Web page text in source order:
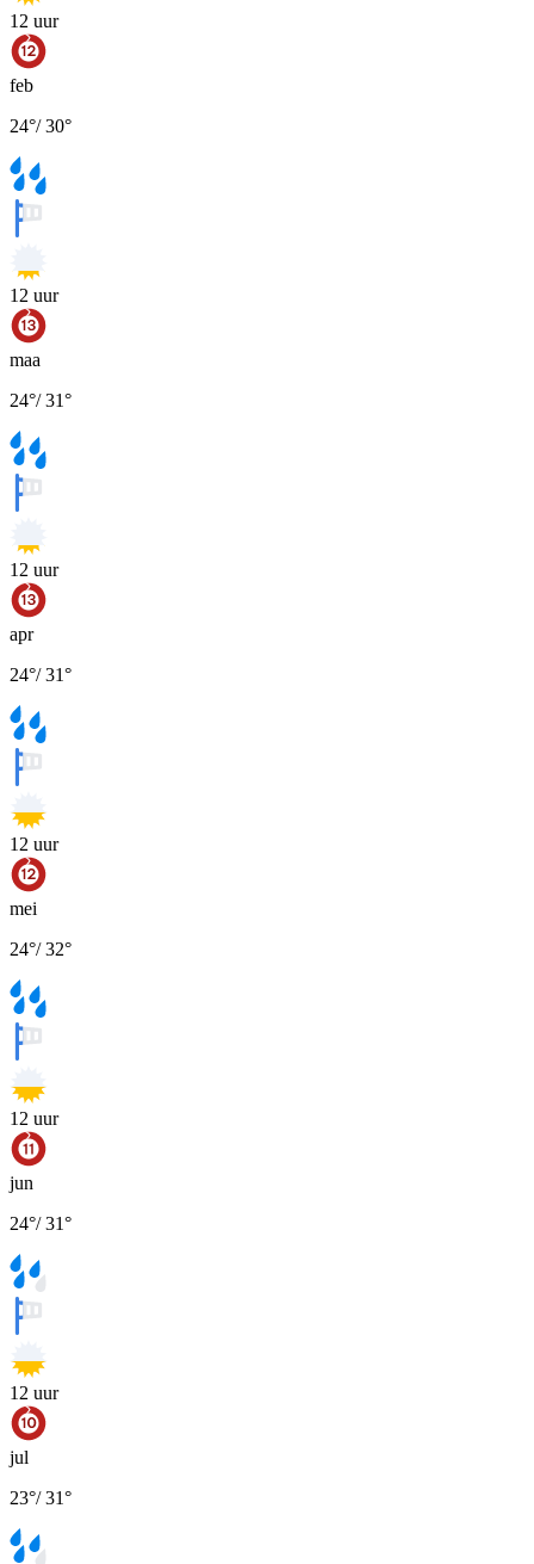
12 uur
feb
24°/30°
12 uur
maa
24°/31°
12 uur
apr
24°/31°
12 uur
mei
24°/32°
12 uur
jun
24°/31°
12 uur
jul
23°/31°